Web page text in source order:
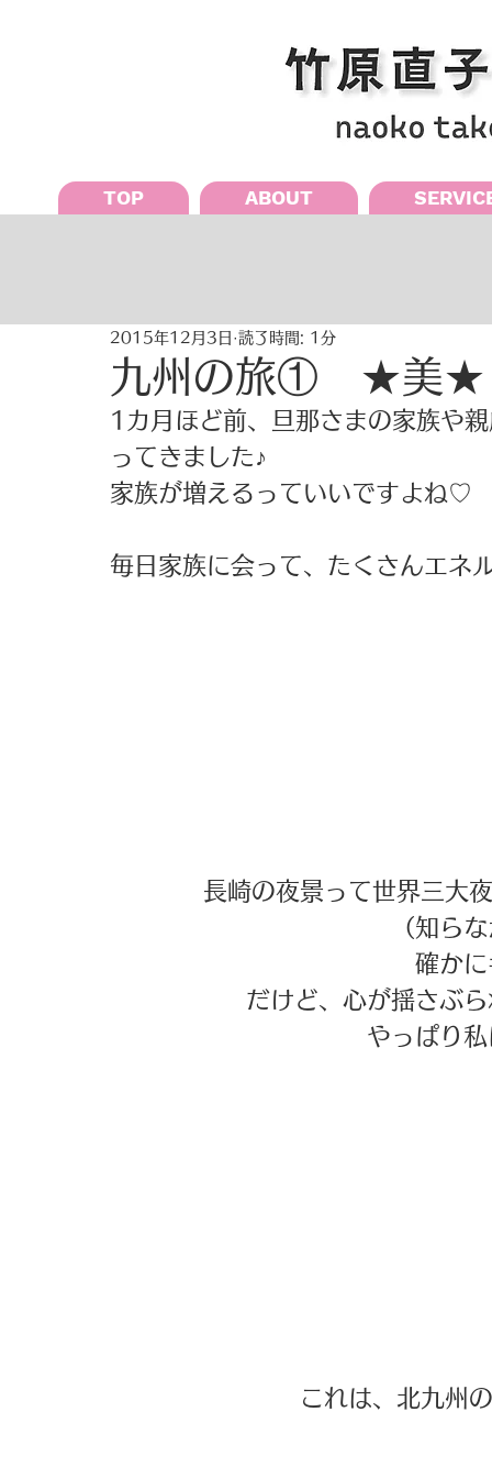
TOP ABOUT
九州の旅① ★美★
2015年12月3日 読了時間: 1分
1カ月ほど前、旦那さまの家族や
ってきました♪
家族が増えるっていいですよね♡
毎日家族に会って、たくさんエネ
長崎の夜景って世界三大
（知ら
確か
だけど、心が揺さぶ
やっぱり
これは、北九州